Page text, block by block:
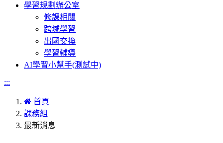
學習規劃辦公室
修課相關
跨域學習
出國交換
學習輔導
AI學習小幫手(測試中)
:::
首頁
課務組
最新消息